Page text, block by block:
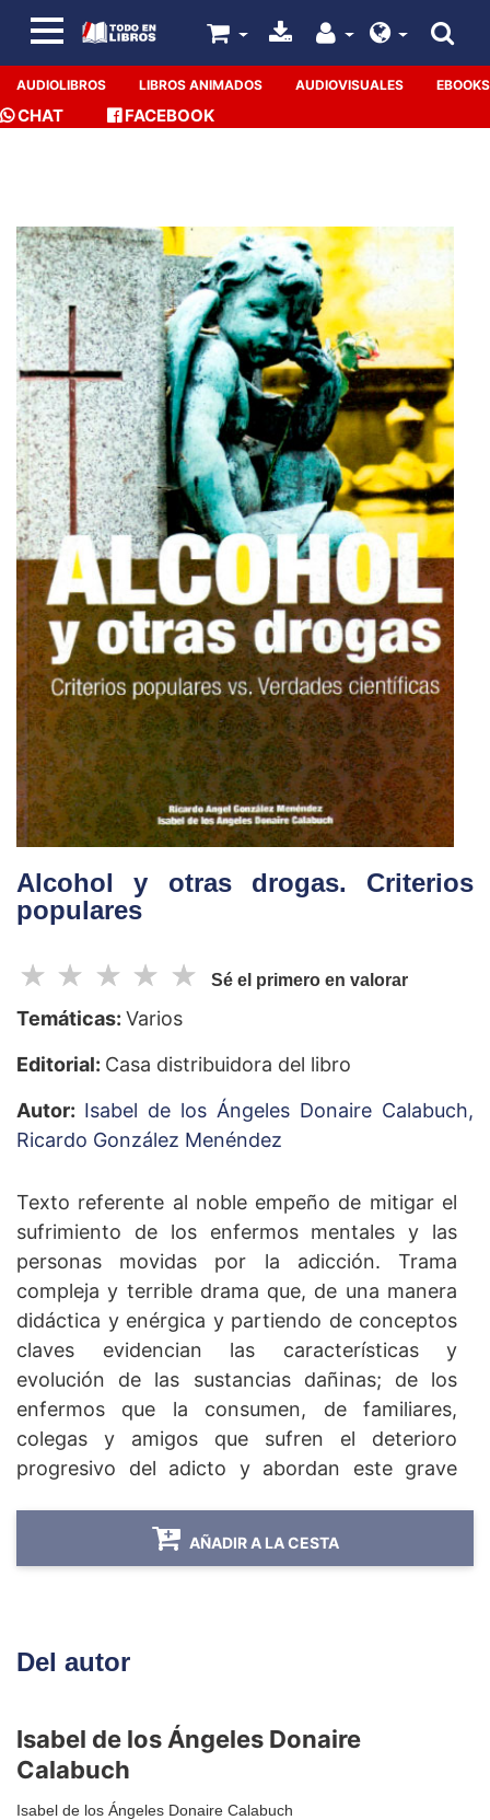
AUDIOLIBROS LIBROS ANIMADOS AUDIOVISUALES EBOOKS
CHAT FACEBOOK
Alcohol y otras drogas. Criterios
populares
☆
☆
☆
☆
☆ Sé el primero en valorar
Temáticas: Varios
Editorial: Casa distribuidora del libro
Autor: Isabel de los Ángeles Donaire Calabuch,
Ricardo González Menéndez
Texto referente al noble empeño de mitigar el
sufrimiento de los enfermos mentales y las
personas movidas por la adicción. Trama
compleja y terrible drama que, de una manera
didáctica y enérgica y partiendo de conceptos
claves evidencian las características y
evolución de las sustancias dañinas; de los
enfermos que la consumen, de familiares,
colegas y amigos que sufren el deterioro
progresivo del adicto y abordan este grave
manera integral.
AÑADIR A LA CESTA
Del autor
Isabel de los Ángeles Donaire
Calabuch
Isabel de los Ángeles Donaire Calabuch